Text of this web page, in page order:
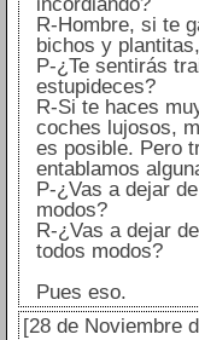
incordiando?
R-Hombre, si te
bichos y
P-¿Te sentirás
estupideces?
R-Si te haces
coches lujosos,
es posible. Pero
entablamos
P-¿Vas a dejar
modos?
R-¿Vas a dejar
todos modos?
Pues eso.
[28 de Noviembre